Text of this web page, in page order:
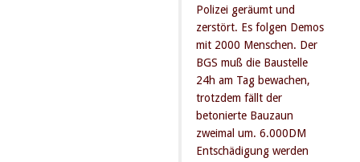
Polizei geräumt und
zerstört. Es folgen Demos
mit 2000 Menschen. Der
BGS muß die Baustelle
24h am Tag bewachen,
trotzdem fällt der
betonierte Bauzaun
zweimal um. 6.000DM
Entschädigung werden